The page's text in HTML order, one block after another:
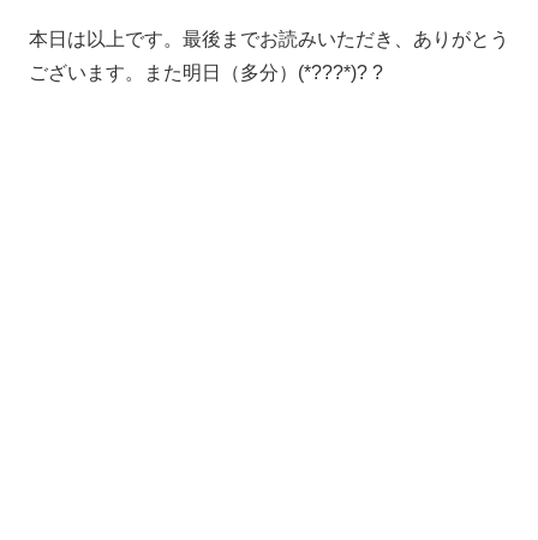
本日は以上です。最後までお読みいただき、ありがとう
ございます。また明日（多分）(*???*)? ?